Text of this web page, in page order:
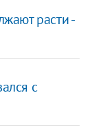
расти -
с